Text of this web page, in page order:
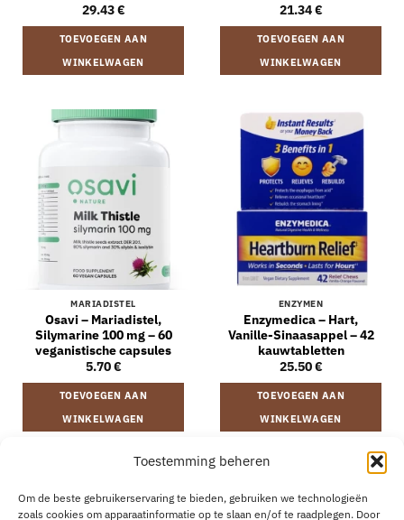
Toestemming beheren
Om de beste gebruikerservaring te bieden, gebruiken we technologieën
zoals cookies om apparaatinformatie op te slaan en/of te raadplegen. Door
29.43€
TOEVOEGEN AAN
WINKELWAGEN
21.34€
TOEVOEGEN AAN
WINKELWAGEN
MARIADISTEL
Osavi – Mariadistel,
Silymarine 100 mg – 60
veganistische capsules
5.70€
TOEVOEGEN AAN
WINKELWAGEN
ENZYMEN
Enzymedica – Hart,
Vanille-Sinaasappel – 42
kauwtabletten
25.50€
TOEVOEGEN AAN
WINKELWAGEN
VERZENDING EN RETOURNEREN
ALGEMENE VOORWAARDEN
OVER
CONTACT B2B COOKIEBELEID
PRIVACYVERKLARING
AANKOOP HERROEPEN